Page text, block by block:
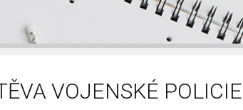
VOJENSKÉ POLICIE